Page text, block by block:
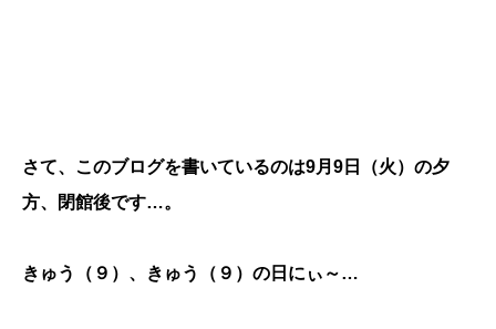
さて、このブログを書いているのは9月9日（火）の夕
方、閉館後です…。
きゅう（９）、きゅう（９）の日にぃ～…